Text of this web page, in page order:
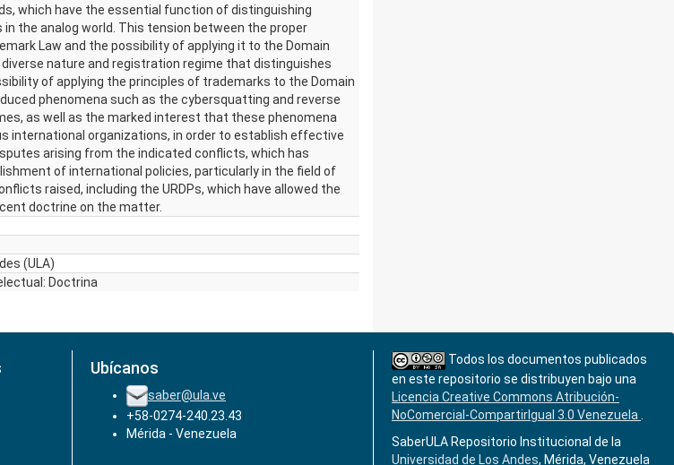
which have the essential function of distinguishing
the analog world. This tension between the proper
Law and the possibility of applying it to the Domain
nature and registration regime that distinguishes
of applying the principles of trademarks to the Domain
phenomena such as the cybersquatting and reverse
as well as the marked interest that these phenomena
international organizations, in order to establish effective
arising from the indicated conflicts, which has
of international policies, particularly in the field of
raised, including the URDPs, which have allowed the
doctrine on the matter.
(ULA)
Doctrina
Ubícanos
saber@ula.ve
+58-0274-240.23.43
Mérida - Venezuela
Todos los documentos publicados
en este repositorio se distribuyen bajo una
Licencia Creative Commons Atribución-
NoComercial-CompartirIgual 3.0 Venezuela
SaberULA Repositorio Institucional de la
Universidad de Los Andes, Mérida, Venezuela